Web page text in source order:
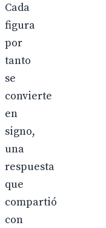
Cada
figura
por
tanto
se
convierte
en
signo,
una
respuesta
que
compartió
con